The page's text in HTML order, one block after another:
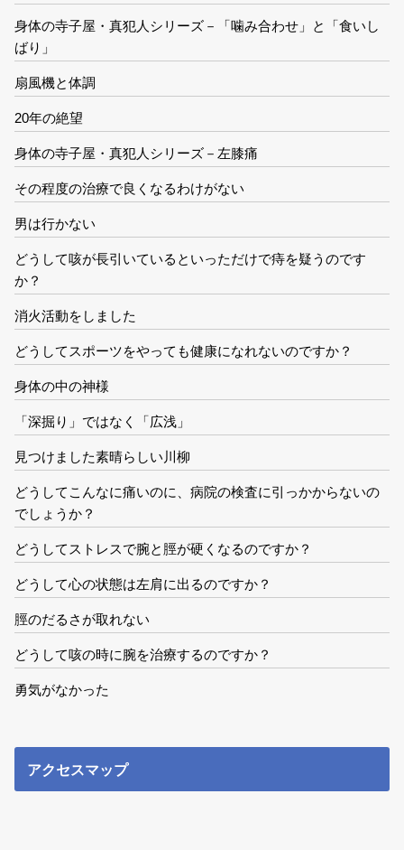
身体の寺子屋・真犯人シリーズ－「噛み合わせ」と「食いし
ばり」
扇風機と体調
20年の絶望
身体の寺子屋・真犯人シリーズ－左膝痛
その程度の治療で良くなるわけがない
男は行かない
どうして咳が長引いているといっただけで痔を疑うのです
か？
消火活動をしました
どうしてスポーツをやっても健康になれないのですか？
身体の中の神様
「深掘り」ではなく「広浅」
見つけました素晴らしい川柳
どうしてこんなに痛いのに、病院の検査に引っかからないの
でしょうか？
どうしてストレスで腕と脛が硬くなるのですか？
どうして心の状態は左肩に出るのですか？
脛のだるさが取れない
どうして咳の時に腕を治療するのですか？
勇気がなかった
アクセスマップ